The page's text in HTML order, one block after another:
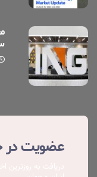
عضویت در